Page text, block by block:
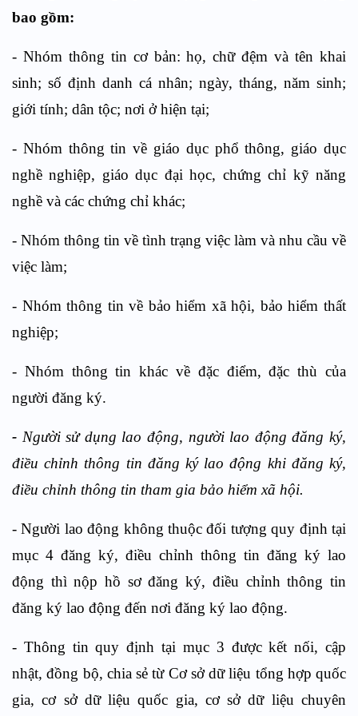
bao gồm:
- Nhóm thông tin cơ bản: họ, chữ đệm và tên khai
sinh; số định danh cá nhân; ngày, tháng, năm sinh;
giới tính; dân tộc; nơi ở hiện tại;
- Nhóm thông tin về giáo dục phổ thông, giáo dục
nghề nghiệp, giáo dục đại học, chứng chỉ kỹ năng
nghề và các chứng chỉ khác;
- Nhóm thông tin về tình trạng việc làm và nhu cầu về
việc làm;
- Nhóm thông tin về bảo hiểm xã hội, bảo hiểm thất
nghiệp;
- Nhóm thông tin khác về đặc điểm, đặc thù của
người đăng ký.
- Người sử dụng lao động, người lao động đăng ký,
điều chỉnh thông tin đăng ký lao động khi đăng ký,
điều chỉnh thông tin tham gia bảo hiểm xã hội.
- Người lao động không thuộc đối tượng quy định tại
mục 4 đăng ký, điều chỉnh thông tin đăng ký lao
động thì nộp hồ sơ đăng ký, điều chỉnh thông tin
đăng ký lao động đến nơi đăng ký lao động.
- Thông tin quy định tại mục 3 được kết nối, cập
nhật, đồng bộ, chia sẻ từ Cơ sở dữ liệu tổng hợp quốc
gia, cơ sở dữ liệu quốc gia, cơ sở dữ liệu chuyên